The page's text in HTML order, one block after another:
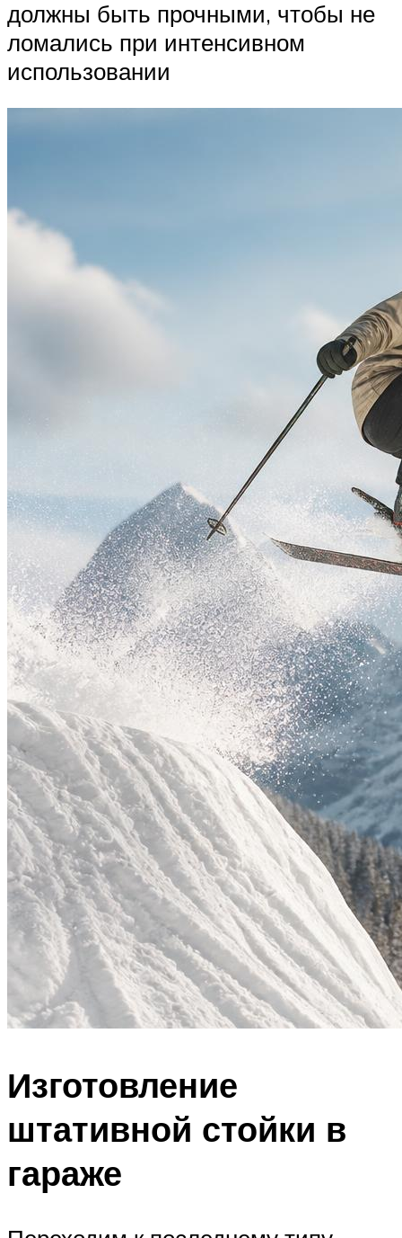
должны быть прочными, чтобы не
ломались при интенсивном
использовании
Изготовление
штативной стойки в
гараже